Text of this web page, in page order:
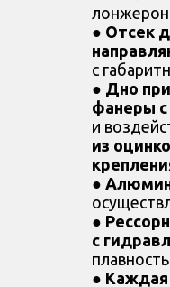
● Отсек
с
● Дно
фанеры
и
из
●
●
с
● Каждая